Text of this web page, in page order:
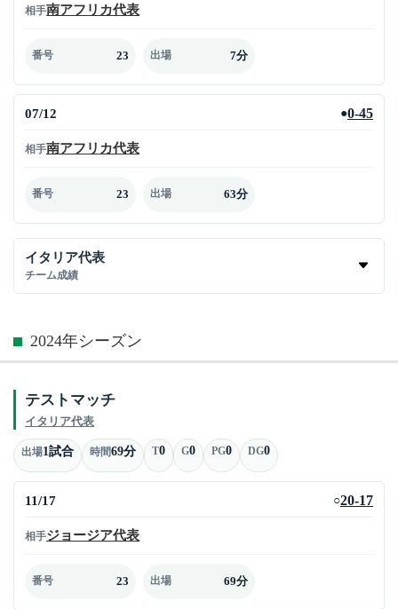
相手南アフリカ代表
番号 23 出場 7分
07/12 ●0-45
相手南アフリカ代表
番号 23 出場 63分
イタリア代表
チーム成績
2024年シーズン
テストマッチ
イタリア代表
出場1試合 時間69分 T0 G0 PG0 DG0
11/17 ○20-17
相手ジョージア代表
番号 23 出場 69分